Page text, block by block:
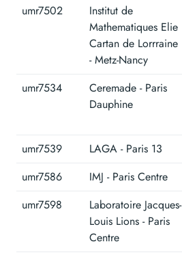
umr7502
Institut de
Mathematiques Elie
Cartan de Lorrraine
- Metz-Nancy
umr7534
Ceremade - Paris
Dauphine
umr7539
LAGA - Paris 13
umr7586
IMJ - Paris Centre
umr7598
Laboratoire Jacques-
Louis Lions - Paris
Centre